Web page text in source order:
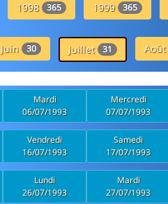
1998 365 1999 365
Juin 30 Juillet 31 Août
Mardi
06/07/1993
Mercredi
07/07/1993
Vendredi
16/07/1993
Samedi
17/07/1993
Lundi
26/07/1993
Mardi
27/07/1993